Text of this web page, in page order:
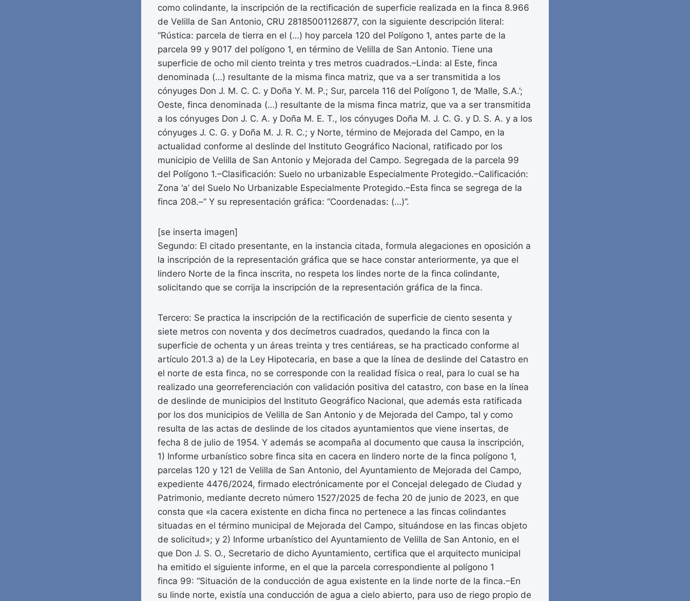
como colindante, la inscripción de la rectificación de superficie realizada en la finca 8.966
de Velilla de San Antonio, CRU 28185001126877, con la siguiente descripción literal:
“Rústica: parcela de tierra en el (…) hoy parcela 120 del Polígono 1, antes parte de la
parcela 99 y 9017 del polígono 1, en término de Velilla de San Antonio. Tiene una
superficie de ocho mil ciento treinta y tres metros cuadrados.–Linda: al Este, finca
denominada (…) resultante de la misma finca matriz, que va a ser transmitida a los
cónyuges Don J. M. C. C. y Doña Y. M. P.; Sur, parcela 116 del Polígono 1, de ‘Malle, S.A.’;
Oeste, finca denominada (…) resultante de la misma finca matriz, que va a ser transmitida
a los cónyuges Don J. C. A. y Doña M. E. T., los cónyuges Doña M. J. C. G. y D. S. A. y a los
cónyuges J. C. G. y Doña M. J. R. C.; y Norte, término de Mejorada del Campo, en la
actualidad conforme al deslinde del Instituto Geográfico Nacional, ratificado por los
municipio de Velilla de San Antonio y Mejorada del Campo. Segregada de la parcela 99
del Polígono 1.–Clasificación: Suelo no urbanizable Especialmente Protegido.–Calificación:
Zona ‘a’ del Suelo No Urbanizable Especialmente Protegido.–Esta finca se segrega de la
finca 208.–” Y su representación gráfica: “Coordenadas: (…)”.
[se inserta imagen]
Segundo: El citado presentante, en la instancia citada, formula alegaciones en oposición a
la inscripción de la representación gráfica que se hace constar anteriormente, ya que el
lindero Norte de la finca inscrita, no respeta los lindes norte de la finca colindante,
solicitando que se corrija la inscripción de la representación gráfica de la finca.
Tercero: Se practica la inscripción de la rectificación de superficie de ciento sesenta y
siete metros con noventa y dos decímetros cuadrados, quedando la finca con la
superficie de ochenta y un áreas treinta y tres centiáreas, se ha practicado conforme al
artículo 201.3 a) de la Ley Hipotecaria, en base a que la línea de deslinde del Catastro en
el norte de esta finca, no se corresponde con la realidad física o real, para lo cual se ha
realizado una georreferenciación con validación positiva del catastro, con base en la línea
de deslinde de municipios del Instituto Geográfico Nacional, que además esta ratificada
por los dos municipios de Velilla de San Antonio y de Mejorada del Campo, tal y como
resulta de las actas de deslinde de los citados ayuntamientos que viene insertas, de
fecha 8 de julio de 1954. Y además se acompaña al documento que causa la inscripción,
1) Informe urbanístico sobre finca sita en cacera en lindero norte de la finca polígono 1,
parcelas 120 y 121 de Velilla de San Antonio, del Ayuntamiento de Mejorada del Campo,
expediente 4476/2024, firmado electrónicamente por el Concejal delegado de Ciudad y
Patrimonio, mediante decreto número 1527/2025 de fecha 20 de junio de 2023, en que
consta que «la cacera existente en dicha finca no pertenece a las fincas colindantes
situadas en el término municipal de Mejorada del Campo, situándose en las fincas objeto
de solicitud»; y 2) Informe urbanístico del Ayuntamiento de Velilla de San Antonio, en el
que Don J. S. O., Secretario de dicho Ayuntamiento, certifica que el arquitecto municipal
ha emitido el siguiente informe, en el que la parcela correspondiente al polígono 1
finca 99: “Situación de la conducción de agua existente en la linde norte de la finca.–En
su linde norte, existía una conducción de agua a cielo abierto, para uso de riego propio de